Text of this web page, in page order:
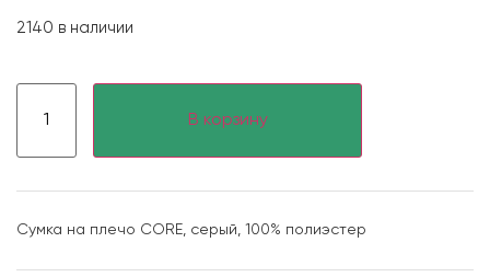
2140 в наличии
В корзину
Сумка на плечо CORE, серый, 100% полиэстер